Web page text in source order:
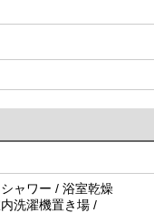
ャワー / 浴室乾燥
洗濯機置き場 /